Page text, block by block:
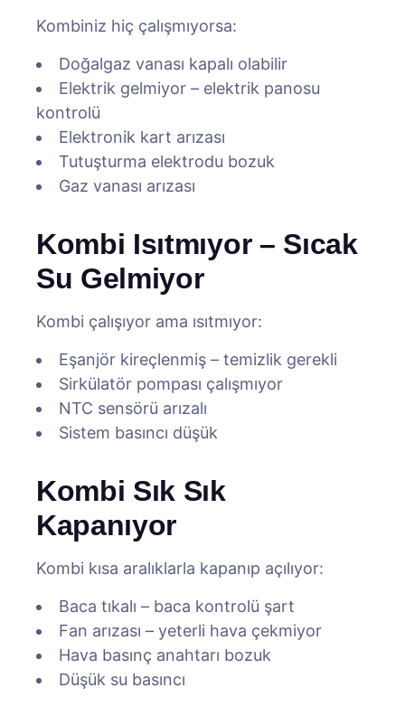
Kombiniz hiç çalışmıyorsa:
Doğalgaz vanası kapalı olabilir
Elektrik gelmiyor – elektrik panosu
kontrolü
Elektronik kart arızası
Tutuşturma elektrodu bozuk
Gaz vanası arızası
Kombi Isıtmıyor – Sıcak
Su Gelmiyor
Kombi çalışıyor ama ısıtmıyor:
Eşanjör kireçlenmiş – temizlik gerekli
Sirkülatör pompası çalışmıyor
NTC sensörü arızalı
Sistem basıncı düşük
Kombi Sık Sık
Kapanıyor
Kombi kısa aralıklarla kapanıp açılıyor:
Baca tıkalı – baca kontrolü şart
Fan arızası – yeterli hava çekmiyor
Hava basınç anahtarı bozuk
Düşük su basıncı